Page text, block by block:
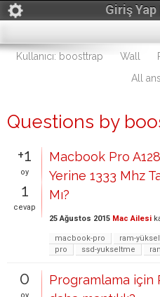
Giriş Yap
Kullanıcı: boosttrap Wall
All
Questions by
+1
oy
1
cevap
Macbook Pro
Yerine 1333 Mhz
Mı?
25 Ağustos 2015 Mac Ailesi
macbook-pro ram-
pro
ssd-yukseltme
0
Programlama için